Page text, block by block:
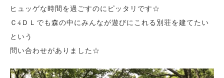
ヒュッゲな時間を過ごすのにピッタリです☆
Ｃ4ＤＬでも森の中にみんなが遊びにこれる別荘を建てたい
という
問い合わせがありました☆